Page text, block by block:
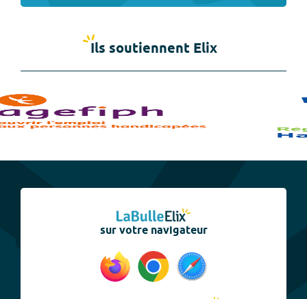
Ils soutiennent Elix
sur votre navigateur